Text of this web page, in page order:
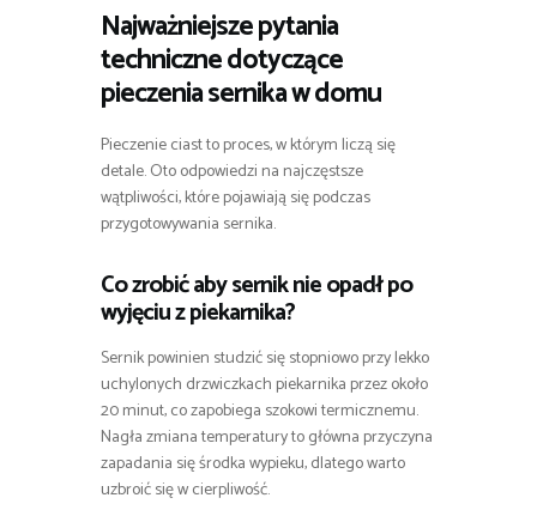
Najważniejsze pytania
techniczne dotyczące
pieczenia sernika w domu
Pieczenie ciast to proces, w którym liczą się
detale. Oto odpowiedzi na najczęstsze
wątpliwości, które pojawiają się podczas
przygotowywania sernika.
Co zrobić aby sernik nie opadł po
wyjęciu z piekarnika?
Sernik powinien studzić się stopniowo przy lekko
uchylonych drzwiczkach piekarnika przez około
20 minut, co zapobiega szokowi termicznemu.
Nagła zmiana temperatury to główna przyczyna
zapadania się środka wypieku, dlatego warto
uzbroić się w cierpliwość.